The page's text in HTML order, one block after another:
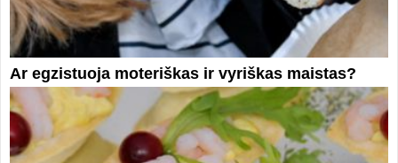
Ar egzistuoja moteriškas ir vyriškas maistas?